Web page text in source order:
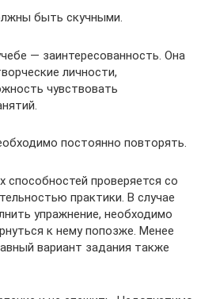
быть скучными.
— заинтересованность. Она
личности,
чувствовать
постоянно повторять.
способностей проверяется со
практики. В случае
упражнение, необходимо
к нему попозже. Менее
вариант задания также